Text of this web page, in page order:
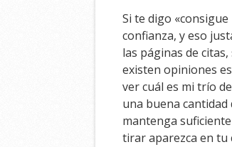
Si te digo
confianza, y eso
las páginas de
existen opiniones
ver cuál es mi trío
una buena
mantenga
tirar aparezca en tu